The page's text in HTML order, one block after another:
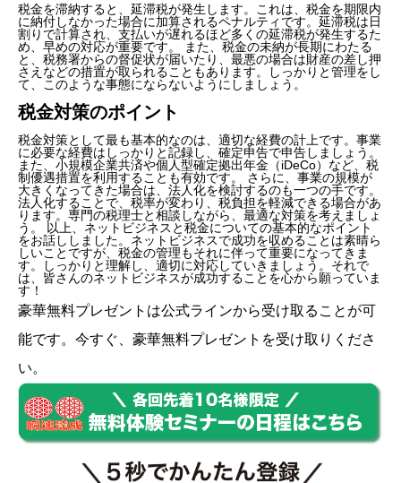
税金を滞納すると、延滞税が発生します。これは、税金を期限内
に納付しなかった場合に加算されるペナルティです。延滞税は日
割りで計算され、支払いが遅れるほど多くの延滞税が発生するた
め、早めの対応が重要です。 また、税金の未納が長期にわたる
と、税務署からの督促状が届いたり、最悪の場合は財産の差し押
さえなどの措置が取られることもあります。しっかりと管理をし
て、このような事態にならないようにしましょう。
税金対策のポイント
税金対策として最も基本的なのは、適切な経費の計上です。事業
に必要な経費はしっかりと記録し、確定申告で申告しましょう。
また、小規模企業共済や個人型確定拠出年金（iDeCo）など、税
制優遇措置を利用することも有効です。 さらに、事業の規模が
大きくなってきた場合は、法人化を検討するのも一つの手です。
法人化することで、税率が変わり、税負担を軽減できる場合があ
ります。専門の税理士と相談しながら、最適な対策を考えましょ
う。 以上、ネットビジネスと税金についての基本的なポイント
をお話ししました。ネットビジネスで成功を収めることは素晴ら
しいことですが、税金の管理もそれに伴って重要になってきま
す。しっかりと理解し、適切に対応していきましょう。それで
は、皆さんのネットビジネスが成功することを心から願っていま
す！
豪華無料プレゼントは公式ラインから受け取ることが可
能です。今すぐ、豪華無料プレゼントを受け取りくださ
い。